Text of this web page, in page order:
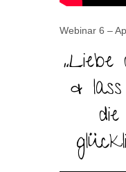
Webinar 6 –
&